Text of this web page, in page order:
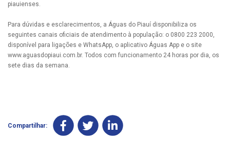
piauienses.
Para dúvidas e esclarecimentos, a Águas do Piauí disponibiliza os
seguintes canais oficiais de atendimento à população: o 0800 223 2000,
disponível para ligações e WhatsApp, o aplicativo Águas App e o site
www.aguasdopiaui.com.br. Todos com funcionamento 24 horas por dia, os
sete dias da semana.
Compartilhar: